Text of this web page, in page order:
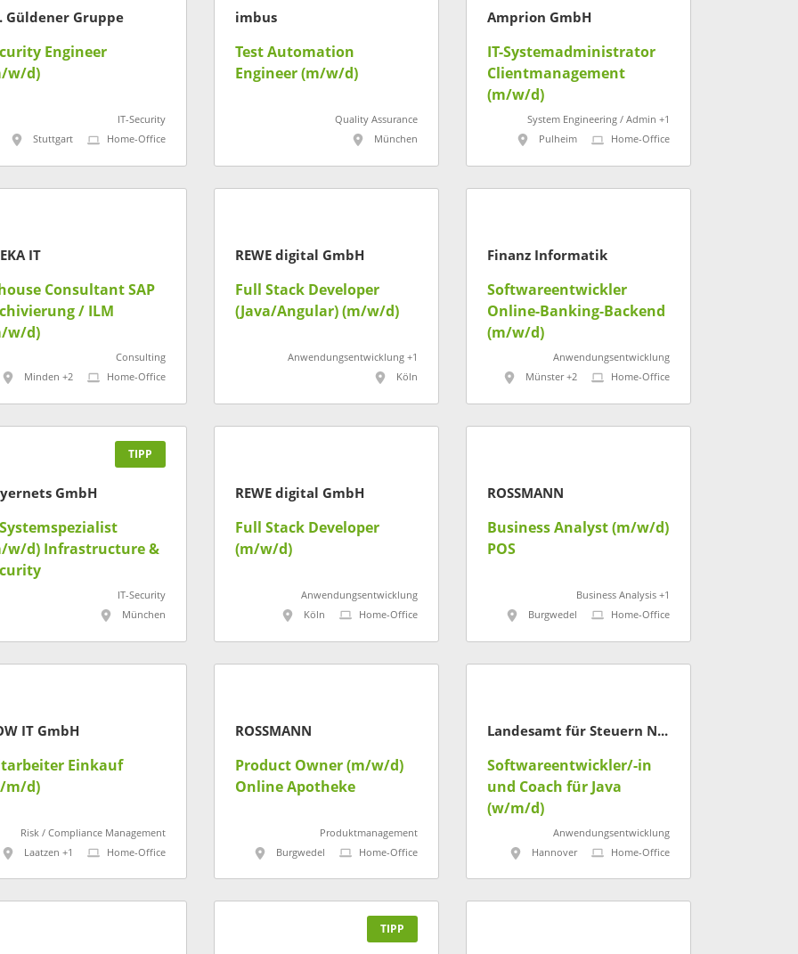
Güldener Gruppe
Engineer
w/d)
IT-Security
Stuttgart
Home-Office
imbus
Test Automation
Engineer (m/w/d)
Quality Assurance
München
Amprion GmbH
IT-Systemadministrator
Clientmanagement
(m/w/d)
System Engineering / Admin +1
Pulheim
Home-Office
IT
Consultant SAP
/ ILM
w/d)
Consulting
Minden +2
Home-Office
REWE digital GmbH
Full Stack Developer
(Java/Angular) (m/w/d)
Anwendungsentwicklung +1
Köln
Finanz Informatik
Softwareentwickler
Online-Banking-Backend
(m/w/d)
Anwendungsentwicklung
Münster +2
Home-Office
TIPP
GmbH
w/d) Infrastructure &
IT-Security
München
REWE digital GmbH
Full Stack Developer
(m/w/d)
Anwendungsentwicklung
Köln
Home-Office
ROSSMANN
Business Analyst (m/w/d)
POS
Business Analysis +1
Burgwedel
Home-Office
IT GmbH
Einkauf
m/d)
Risk / Compliance Management
Laatzen +1
Home-Office
ROSSMANN
Product Owner (m/w/d)
Online Apotheke
Produktmanagement
Burgwedel
Home-Office
Landesamt für Steuern Niedersachsen
Softwareentwickler/-in
und Coach für Java
(w/m/d)
Anwendungsentwicklung
Hannover
Home-Office
TIPP